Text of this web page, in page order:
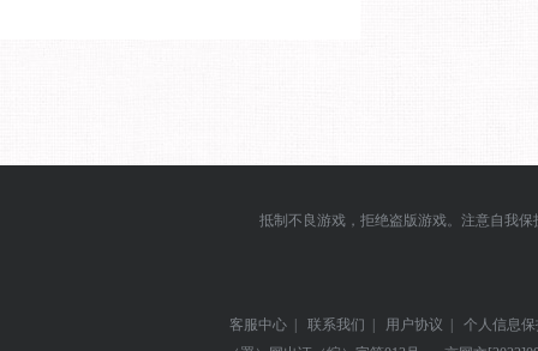
抵制不良游戏，拒绝盗版游戏。注意自我
客服中心 | 联系我们 | 用户协议 |
个人信息